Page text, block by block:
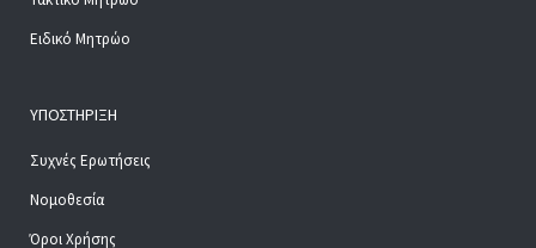
Ειδικό Μητρώο
ΥΠΟΣΤΉΡΙΞΗ
Συχνές Ερωτήσεις
Νομοθεσία
Όροι Χρήσης